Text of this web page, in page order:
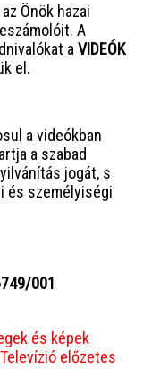
Önök hazai
A
a VIDEÓK
el.
a videókban
a szabad
jogát, s
és személyiségi
001
és képek
előzetes